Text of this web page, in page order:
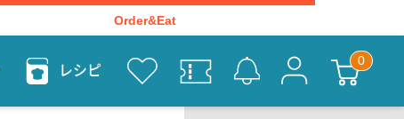
Order&Eat
レシピ